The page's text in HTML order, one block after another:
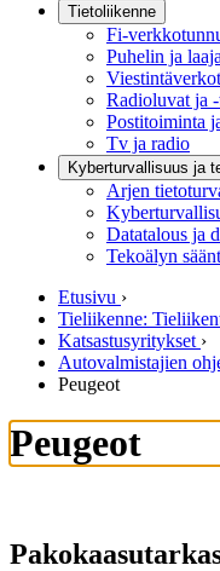
Tietoliikenne
Fi-
Puhelin ja
Viestintäverkot
Radioluvat ja
Postitoiminta
Tv ja radio
Kyberturvallisuus ja
Arjen
Datatalous ja
Tekoälyn
Etusivu ›
Tieliikenne:
Katsastusyritykset ›
Autovalmistajien
Peugeot
Peugeot